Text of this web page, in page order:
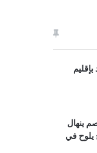
ينهال
يلوح في